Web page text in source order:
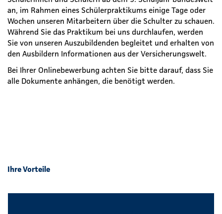
an, im Rahmen eines Schülerpraktikums einige Tage oder
Wochen unseren Mitarbeitern über die Schulter zu schauen.
Während Sie das Praktikum bei uns durchlaufen, werden
Sie von unseren Auszubildenden begleitet und erhalten von
den Ausbildern Informationen aus der Versicherungswelt.
Bei Ihrer Onlinebewerbung achten Sie bitte darauf, dass Sie
alle Dokumente anhängen, die benötigt werden.
Ihre Vorteile